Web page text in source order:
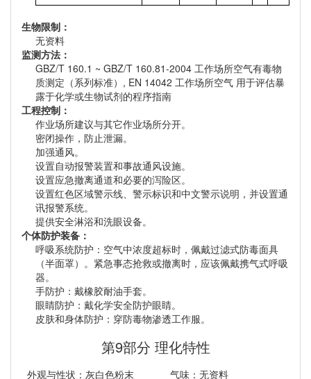
生物限制：
无资料
监测方法：
GBZ/T 160.1 ~ GBZ/T 160.81-2004 工作场所空气有毒物
质测定（系列标准）, EN 14042 工作场所空气 用于评估暴
露于化学或生物试剂的程序指南
工程控制：
作业场所建议与其它作业场所分开。
密闭操作，防止泄漏。
加强通风。
设置自动报警装置和事故通风设施。
设置应急撤离通道和必要的泻险区。
设置红色区域警示线、警示标识和中文警示说明，并设置通
讯报警系统。
提供安全淋浴和洗眼设备。
个体防护装备：
呼吸系统防护：空气中浓度超标时，佩戴过滤式防毒面具
（半面罩）。紧急事态抢救或撤离时，应该佩戴携气式呼吸
器。
手防护：戴橡胶耐油手套。
眼睛防护：戴化学安全防护眼睛。
皮肤和身体防护：穿防毒物渗透工作服。
第9部分 理化特性
外观与性状：灰白色粉末 气味：无资料